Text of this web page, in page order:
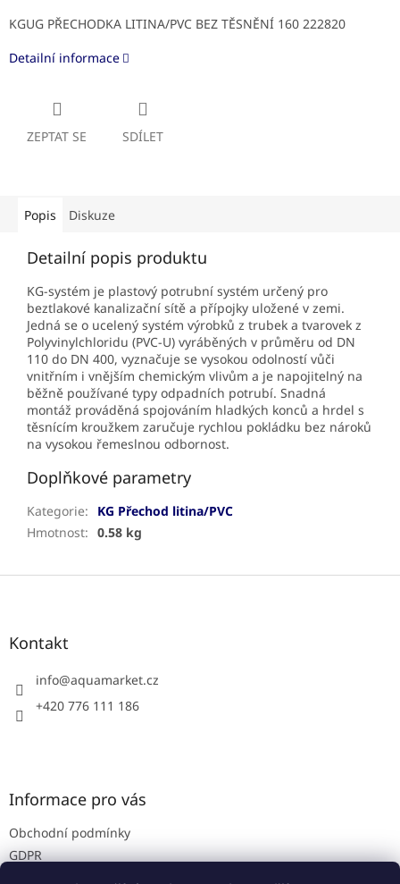
KGUG PŘECHODKA LITINA/PVC BEZ TĚSNĚNÍ 160 222820
Detailní informace
ZEPTAT SE SDÍLET
Popis Diskuze
Detailní popis produktu
KG-systém je plastový potrubní systém určený pro
beztlakové kanalizační sítě a přípojky uložené v zemi.
Jedná se o ucelený systém výrobků z trubek a tvarovek z
Polyvinylchloridu (PVC-U) vyráběných v průměru od DN
110 do DN 400, vyznačuje se vysokou odolností vůči
vnitřním i vnějším chemickým vlivům a je napojitelný na
běžně používané typy odpadních potrubí. Snadná
montáž prováděná spojováním hladkých konců a hrdel s
těsnícím kroužkem zaručuje rychlou pokládku bez nároků
na vysokou řemeslnou odbornost.
Doplňkové parametry
Kategorie:
KG Přechod litina/PVC
Hmotnost: 0.58 kg
Z
Kontakt
info@aquamarket.cz
+420 776 111 186
Informace pro vás
Obchodní podmínky
GDPR